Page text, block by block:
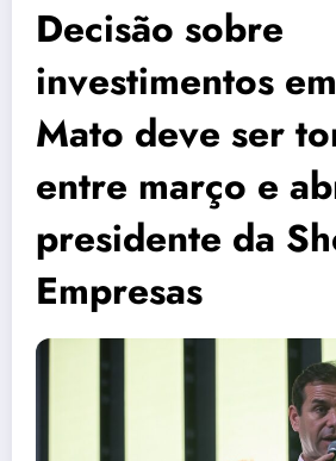
Decisão sobre
investimentos
Mato deve ser
entre março e
presidente da
Empresas